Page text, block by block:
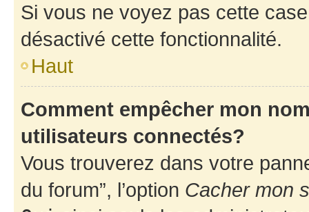
Si vous ne voyez pas cette
désactivé cette fonctionnalité.
Haut
Comment empêcher mon
utilisateurs connectés?
Vous trouverez dans votre
du forum”, l’option Cacher mon